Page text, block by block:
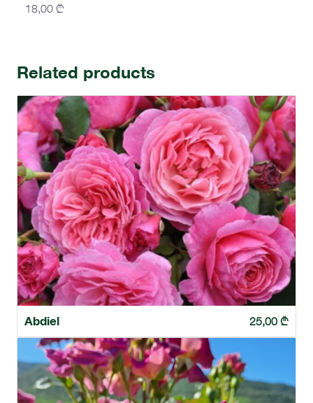
18,00 ₾
Related products
Abdiel 25,00 ₾